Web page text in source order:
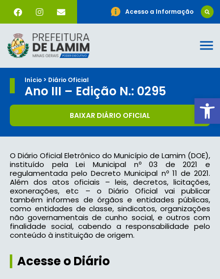
Acesso a Informação
Início > Diário Oficial
Ano III – Edição N.: 0295
BAIXAR DIÁRIO OFICIAL
O Diário Oficial Eletrônico do Município de Lamim (DOE),
instituído pela Lei Municipal nº 03 de 2021 e
regulamentada pelo Decreto Municipal nº 11 de 2021.
Além dos atos oficiais – leis, decretos, licitações,
exonerações, etc – o Diário Oficial vai publicar
também informes de órgãos e entidades públicas,
como entidades de classe, sindicatos, organizações
não governamentais de cunho social, e outros com
finalidade social, cabendo a responsabilidade pelo
conteúdo à instituição de origem.
Acesse o Diário